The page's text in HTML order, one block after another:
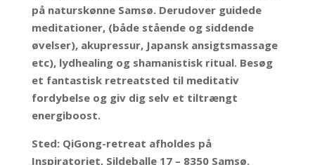
på naturskønne Samsø. Derudover guidede
meditationer, (både stående og siddende
øvelser), akupressur, Japansk ansigtsmassage
etc), lydhealing og shamanistisk ritual. Besøg
et fantastisk retreatsted til meditativ
fordybelse og giv dig selv et tiltrængt
energiboost.
Sted: QiGong-retreat afholdes på
Inspiratoriet, Sildeballe 17 – 8350 Samsø.